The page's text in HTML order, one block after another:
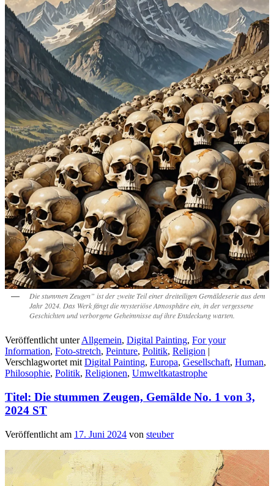
Die stummen Zeugen” ist der zweite Teil einer dreiteiligen Gemäldeserie aus dem
Jahr 2024. Das Werk fängt die mysteriöse Atmosphäre ein, in der vergessene
Geschichten und verborgene Geheimnisse auf ihre Entdeckung warten.
Veröffentlicht unter Allgemein, Digital Painting, For your
Information, Foto-stretch, Peinture, Politik, Religion |
Verschlagwortet mit Digital Painting, Europa, Gesellschaft, Human,
Philosophie, Politik, Religionen, Umweltkatastrophe
Titel: Die stummen Zeugen, Gemälde No. 1 von 3,
2024 ST
Veröffentlicht am 17. Juni 2024 von steuber